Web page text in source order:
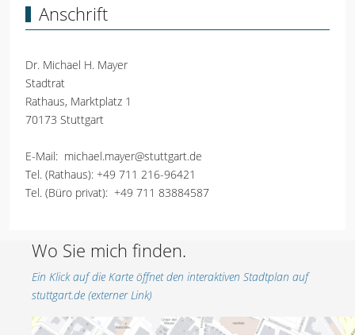
Anschrift
Dr. Michael H. Mayer
Stadtrat
Rathaus, Marktplatz 1
70173 Stuttgart
E-Mail: michael.mayer@stuttgart.de
Tel. (Rathaus): +49 711 216-96421
Tel. (Büro privat): +49 711 83884587
Wo Sie mich finden.
Ein Klick auf die Karte öffnet den interaktiven Stadtplan auf
stuttgart.de (externer Link)